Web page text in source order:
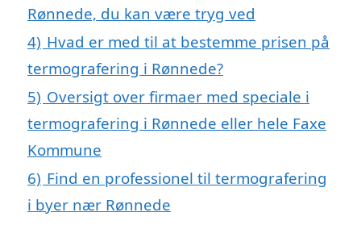
Rønnede, du kan være tryg ved
4) Hvad er med til at bestemme prisen på
termografering i Rønnede?
5) Oversigt over firmaer med speciale i
termografering i Rønnede eller hele Faxe
Kommune
6) Find en professionel til termografering
i byer nær Rønnede